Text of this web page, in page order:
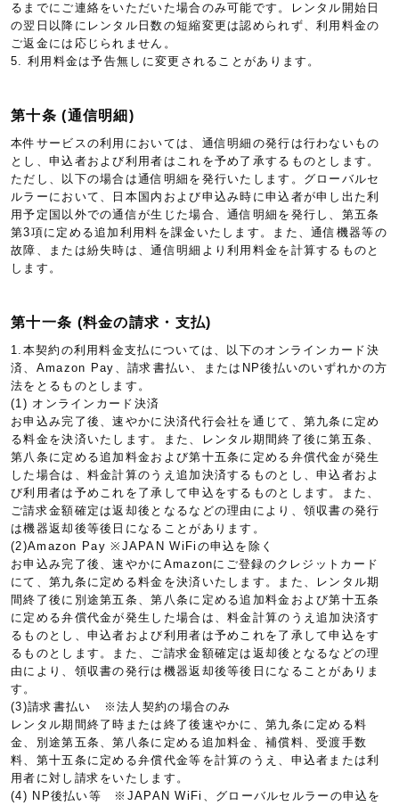
るまでにご連絡をいただいた場合のみ可能です。レンタル開始日
の翌日以降にレンタル日数の短縮変更は認められず、利用料金の
ご返金には応じられません。
5. 利用料金は予告無しに変更されることがあります。
第十条 (通信明細)
本件サービスの利用においては、通信明細の発行は行わないもの
とし、申込者および利用者はこれを予め了承するものとします。
ただし、以下の場合は通信明細を発行いたします。グローバルセ
ルラーにおいて、日本国内および申込み時に申込者が申し出た利
用予定国以外での通信が生じた場合、通信明細を発行し、第五条
第3項に定める追加利用料を課金いたします。また、通信機器等の
故障、または紛失時は、通信明細より利用料金を計算するものと
します。
第十一条 (料金の請求・支払)
1.本契約の利用料金支払については、以下のオンラインカード決
済、Amazon Pay、請求書払い、またはNP後払いのいずれかの方
法をとるものとします。
(1) オンラインカード決済
お申込み完了後、速やかに決済代行会社を通じて、第九条に定め
る料金を決済いたします。また、レンタル期間終了後に第五条、
第八条に定める追加料金および第十五条に定める弁償代金が発生
した場合は、料金計算のうえ追加決済するものとし、申込者およ
び利用者は予めこれを了承して申込をするものとします。また、
ご請求金額確定は返却後となるなどの理由により、領収書の発行
は機器返却後等後日になることがあります。
(2)Amazon Pay ※JAPAN WiFiの申込を除く
お申込み完了後、速やかにAmazonにご登録のクレジットカード
にて、第九条に定める料金を決済いたします。また、レンタル期
間終了後に別途第五条、第八条に定める追加料金および第十五条
に定める弁償代金が発生した場合は、料金計算のうえ追加決済す
るものとし、申込者および利用者は予めこれを了承して申込をす
るものとします。また、ご請求金額確定は返却後となるなどの理
由により、領収書の発行は機器返却後等後日になることがありま
す。
(3)請求書払い ※法人契約の場合のみ
レンタル期間終了時または終了後速やかに、第九条に定める料
金、別途第五条、第八条に定める追加料金、補償料、受渡手数
料、第十五条に定める弁償代金等を計算のうえ、申込者または利
用者に対し請求をいたします。
(4) NP後払い等 ※JAPAN WiFi、グローバルセルラーの申込を